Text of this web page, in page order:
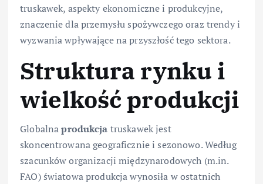
truskawek, aspekty ekonomiczne i produkcyjne,
znaczenie dla przemysłu spożywczego oraz trendy i
wyzwania wpływające na przyszłość tego sektora.
Struktura rynku i
wielkość produkcji
Globalnaprodukcja truskawek jest
skoncentrowana geograficznie i sezonowo. Według
szacunków organizacji międzynarodowych (m.in.
FAO) światowa produkcja wynosiła w ostatnich